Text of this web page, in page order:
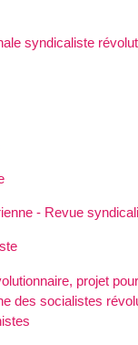
syndicaliste
- Revue
projet
des socialistes